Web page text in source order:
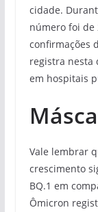
cidade.
número foi de
confirmações
registra nesta
em hospitais
Vale lembrar
crescimento
BQ.1 em
Ômicron